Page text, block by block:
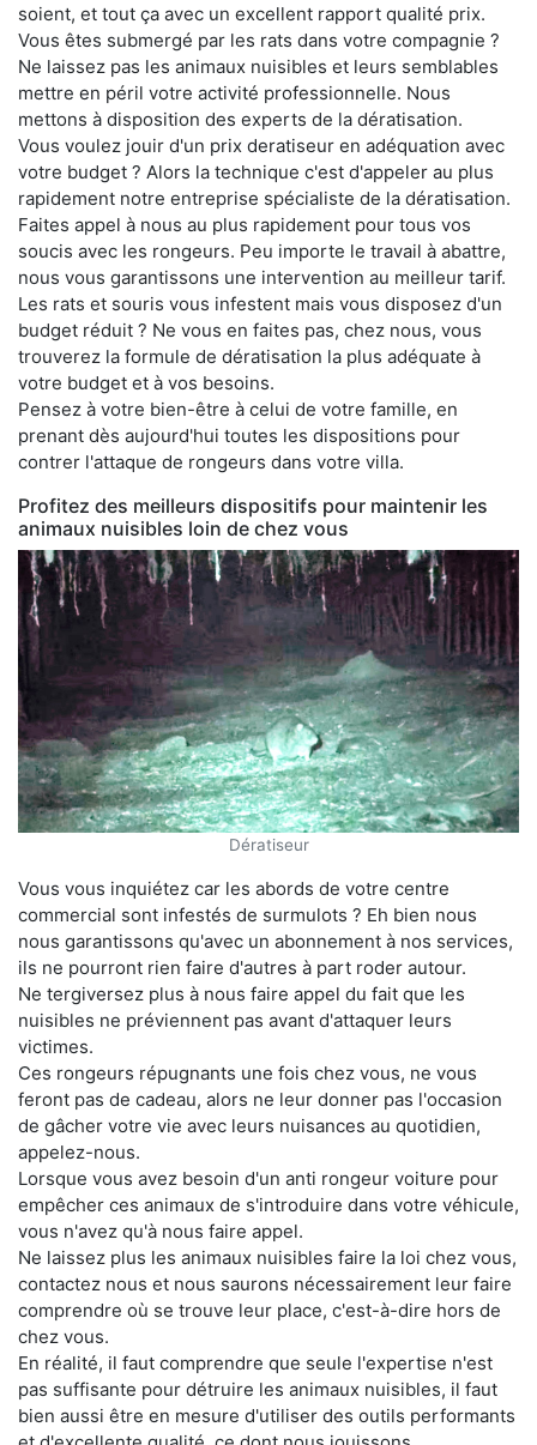
soient, et tout ça avec un excellent rapport qualité prix.
Vous êtes submergé par les rats dans votre compagnie ?
Ne laissez pas les animaux nuisibles et leurs semblables
mettre en péril votre activité professionnelle. Nous
mettons à disposition des experts de la dératisation.
Vous voulez jouir d'un prix deratiseur en adéquation avec
votre budget ? Alors la technique c'est d'appeler au plus
rapidement notre entreprise spécialiste de la dératisation.
Faites appel à nous au plus rapidement pour tous vos
soucis avec les rongeurs. Peu importe le travail à abattre,
nous vous garantissons une intervention au meilleur tarif.
Les rats et souris vous infestent mais vous disposez d'un
budget réduit ? Ne vous en faites pas, chez nous, vous
trouverez la formule de dératisation la plus adéquate à
votre budget et à vos besoins.
Pensez à votre bien-être à celui de votre famille, en
prenant dès aujourd'hui toutes les dispositions pour
contrer l'attaque de rongeurs dans votre villa.
Profitez des meilleurs dispositifs pour maintenir les
animaux nuisibles loin de chez vous
Dératiseur
Vous vous inquiétez car les abords de votre centre
commercial sont infestés de surmulots ? Eh bien nous
nous garantissons qu'avec un abonnement à nos services,
ils ne pourront rien faire d'autres à part roder autour.
Ne tergiversez plus à nous faire appel du fait que les
nuisibles ne préviennent pas avant d'attaquer leurs
victimes.
Ces rongeurs répugnants une fois chez vous, ne vous
feront pas de cadeau, alors ne leur donner pas l'occasion
de gâcher votre vie avec leurs nuisances au quotidien,
appelez-nous.
Lorsque vous avez besoin d'un anti rongeur voiture pour
empêcher ces animaux de s'introduire dans votre véhicule,
vous n'avez qu'à nous faire appel.
Ne laissez plus les animaux nuisibles faire la loi chez vous,
contactez nous et nous saurons nécessairement leur faire
comprendre où se trouve leur place, c'est-à-dire hors de
chez vous.
En réalité, il faut comprendre que seule l'expertise n'est
pas suffisante pour détruire les animaux nuisibles, il faut
bien aussi être en mesure d'utiliser des outils performants